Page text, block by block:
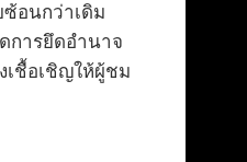
อนกว่าเดิม
การยึดอำนาจ
เชื้อเชิญให้ผู้ชม